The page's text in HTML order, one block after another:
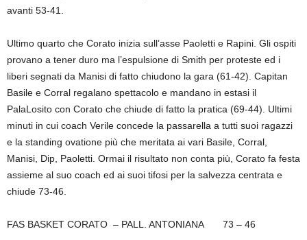
avanti 53-41.
Ultimo quarto che Corato inizia sull’asse Paoletti e Rapini. Gli ospiti
provano a tener duro ma l’espulsione di Smith per proteste ed i
liberi segnati da Manisi di fatto chiudono la gara (61-42). Capitan
Basile e Corral regalano spettacolo e mandano in estasi il
PalaLosito con Corato che chiude di fatto la pratica (69-44). Ultimi
minuti in cui coach Verile concede la passarella a tutti suoi ragazzi
e la standing ovatione più che meritata ai vari Basile, Corral,
Manisi, Dip, Paoletti. Ormai il risultato non conta più, Corato fa festa
assieme al suo coach ed ai suoi tifosi per la salvezza centrata e
chiude 73-46.
FAS BASKET CORATO – PALL. ANTONIANA 73 – 46